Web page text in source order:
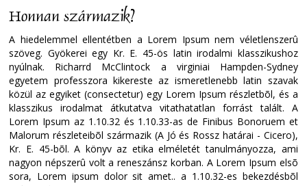
Honnan származik?
A hiedelemmel ellentétben a Lorem Ipsum nem véletlenszerû
szöveg. Gyökerei egy Kr. E. 45-ös latin irodalmi klasszikushoz
nyúlnak. Richarrd McClintock a virginiai Hampden-Sydney
egyetem professzora kikereste az ismeretlenebb latin szavak
közül az egyiket (consectetur) egy Lorem Ipsum részletbõl, és a
klasszikus irodalmat átkutatva vitathatatlan forrást talált. A
Lorem Ipsum az 1.10.32 és 1.10.33-as de Finibus Bonoruem et
Malorum részleteibõl származik (A Jó és Rossz határai - Cicero),
Kr. E. 45-bõl. A könyv az etika elméletét tanulmányozza, ami
nagyon népszerû volt a reneszánsz korban. A Lorem Ipsum elsõ
sora, Lorem ipsum dolor sit amet.. a 1.10.32-es bekezdésbõl